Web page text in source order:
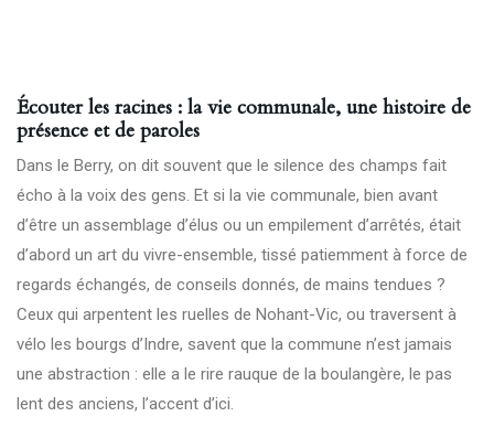
Écouter les racines : la vie communale, une histoire de
présence et de paroles
Dans le Berry, on dit souvent que le silence des champs fait
écho à la voix des gens. Et si la vie communale, bien avant
d’être un assemblage d’élus ou un empilement d’arrêtés, était
d’abord un art du vivre-ensemble, tissé patiemment à force de
regards échangés, de conseils donnés, de mains tendues ?
Ceux qui arpentent les ruelles de Nohant-Vic, ou traversent à
vélo les bourgs d’Indre, savent que la commune n’est jamais
une abstraction : elle a le rire rauque de la boulangère, le pas
lent des anciens, l’accent d’ici.